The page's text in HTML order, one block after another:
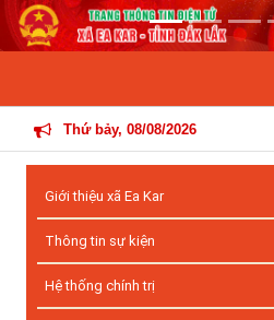
Thứ bảy, 08/08/2026
Giới thiệu xã Ea Kar
Thông tin sự kiện
Hệ thống chính trị